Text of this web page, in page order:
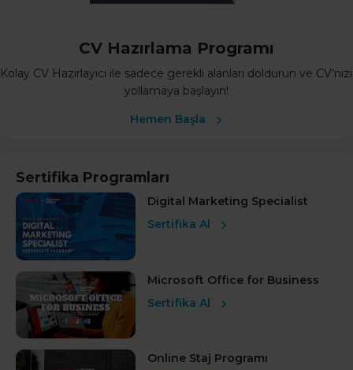
CV Hazırlama Programı
Kolay CV Hazırlayıcı ile sadece gerekli alanları doldurun ve CV’nizi
yollamaya başlayın!
Hemen Başla
Sertifika Programları
Digital Marketing Specialist
Sertifika Al
Microsoft Office for Business
Sertifika Al
Online Staj Programı